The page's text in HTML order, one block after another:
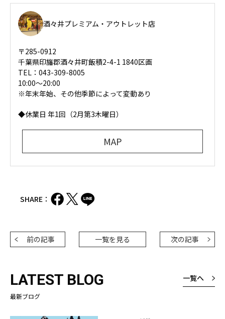
酒々井プレミアム・アウトレット店
〒285-0912
千葉県印旛郡酒々井町飯積2-4-1 1840区画
TEL：043-309-8005
10:00～20:00
※年末年始、その他季節によって変動あり
◆休業日 年1回（2月第3木曜日）
MAP
SHARE：
前の記事 一覧を見る 次の記事
LATEST BLOG
最新ブログ
一覧へ